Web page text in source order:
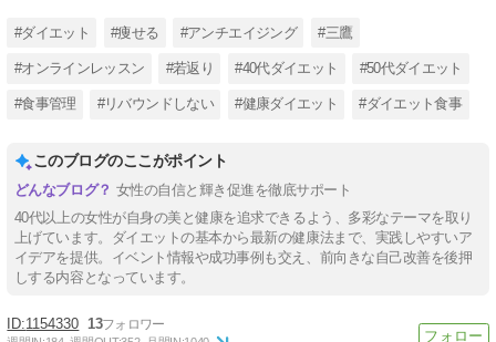
#ダイエット #痩せる #アンチエイジング #三鷹
#オンラインレッスン #若返り #40代ダイエット #50代ダイエット
#食事管理 #リバウンドしない #健康ダイエット #ダイエット食事
このブログのここがポイント
女性の自信と輝き促進を徹底サポート
40代以上の女性が自身の美と健康を追求できるよう、多彩なテーマを取り
上げています。ダイエットの基本から最新の健康法まで、実践しやすいア
イデアを提供。イベント情報や成功事例も交え、前向きな自己改善を後押
しする内容となっています。
1154330 13